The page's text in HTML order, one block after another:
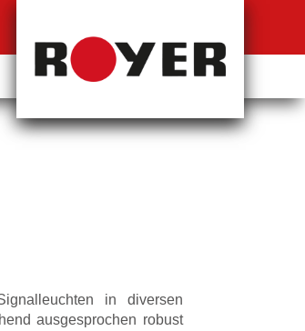
in diversen
ausgesprochen robust